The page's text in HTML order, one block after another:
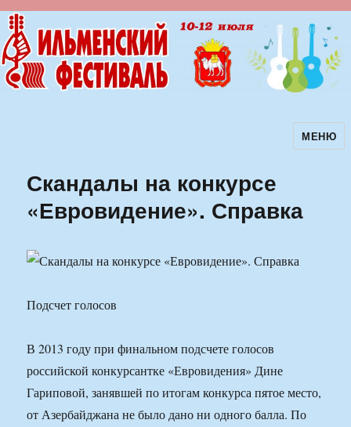
Ильменский фестиваль авторскойМЕНЮ
Скандалы на конкурсе
«Евровидение». Справка
Подсчет голосов
В 2013 году при финальном подсчете голосов
российской конкурсантке «Евровидения» Дине
Гариповой, занявшей по итогам конкурса пятое место,
от Азербайджана не было дано ни одного балла. По